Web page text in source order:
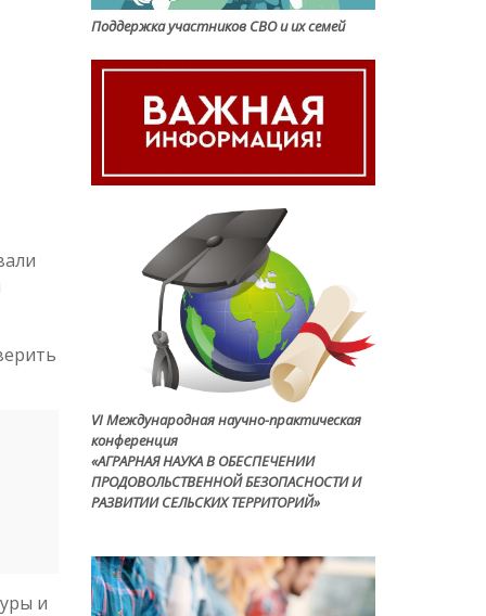
и
Поддержка участников СВО и их семей
VI Международная научно-практическая
конференция
«АГРАРНАЯ НАУКА В ОБЕСПЕЧЕНИИ
ПРОДОВОЛЬСТВЕННОЙ БЕЗОПАСНОСТИ И
РАЗВИТИИ СЕЛЬСКИХ ТЕРРИТОРИЙ»